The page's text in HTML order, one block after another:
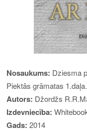
Nosaukums: Dziesma
Piektās grāmatas 1.daļa.
Autors: Džordžs
Izdevniecība:
Gads: 2014